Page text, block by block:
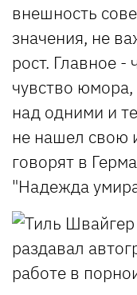
внешность
значения, не
рост. Главное
чувство
над одними и
не нашел свою
говорят в
"Надежда